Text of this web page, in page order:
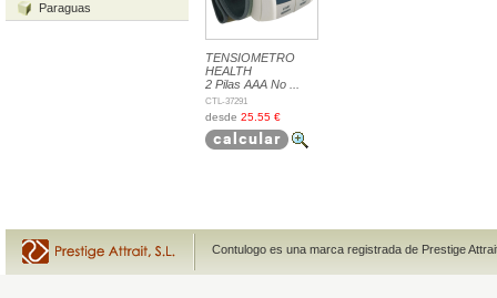
Paraguas
TENSIOMETRO
HEALTH
2 Pilas AAA No ...
CTL-37291
desde 25.55 €
Contulogo es una marca registrada de Prestige